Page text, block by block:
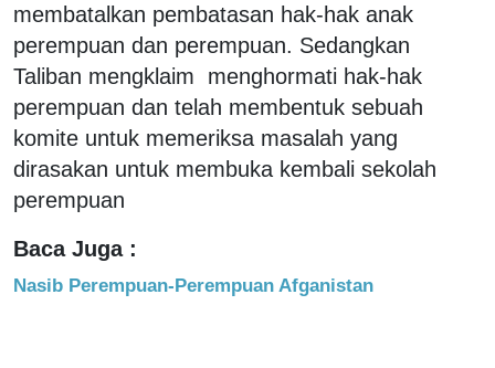
membatalkan pembatasan hak-hak anak
perempuan dan perempuan. Sedangkan
Taliban mengklaim menghormati hak-hak
perempuan dan telah membentuk sebuah
komite untuk memeriksa masalah yang
dirasakan untuk membuka kembali sekolah
perempuan
Baca Juga :
Nasib Perempuan-Perempuan Afganistan